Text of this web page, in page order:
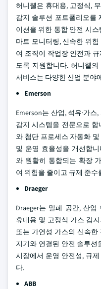
허니웰은 휴대용, 고정식,
감지 솔루션 포트폴리오를
이션을 위한 통합 안전 시
마트 모니터링, 신속한 위
여 조직이 작업장 안전과
도록 지원합니다. 허니웰
서비스는 다양한 산업 분야
Emerson
Emerson는 산업, 석유·가
감지 시스템을 전문으로
와 첨단 프로세스 자동화
및 운영 효율성을 개선합
와 원활히 통합되는 확장
여 위험을 줄이고 규제 준수
Draeger
Draeger는 밀폐 공간, 산
휴대용 및 고정식 가스 감
또는 가연성 가스의 신속
지기와 연결된 안전 솔루션
시장에서 운영 안전성, 규
다.
ABB